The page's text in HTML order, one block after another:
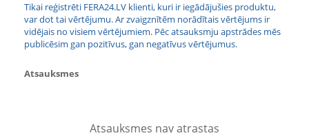
Tikai reģistrēti FERA24.LV klienti, kuri ir iegādājušies produktu,
var dot tai vērtējumu. Ar zvaigznītēm norādītais vērtējums ir
vidējais no visiem vērtējumiem. Pēc atsauksmju apstrādes mēs
publicēsim gan pozitīvus, gan negatīvus vērtējumus.
Atsauksmes
Atsauksmes nav atrastas